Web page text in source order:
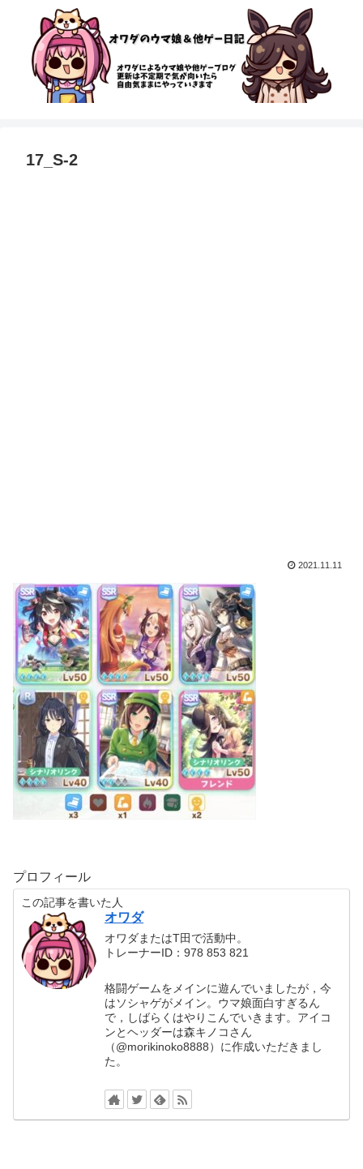
17_S-2
2021.11.11
プロフィール
この記事を書いた人
オワダ
オワダまたはT田で活動中。
トレーナーID：978 853 821
格闘ゲームをメインに遊んでいましたが，今
はソシャゲがメイン。ウマ娘面白すぎるん
で，しばらくはやりこんでいきます。アイコ
ンとヘッダーは森キノコさん
（@morikinoko8888）に作成いただきまし
た。